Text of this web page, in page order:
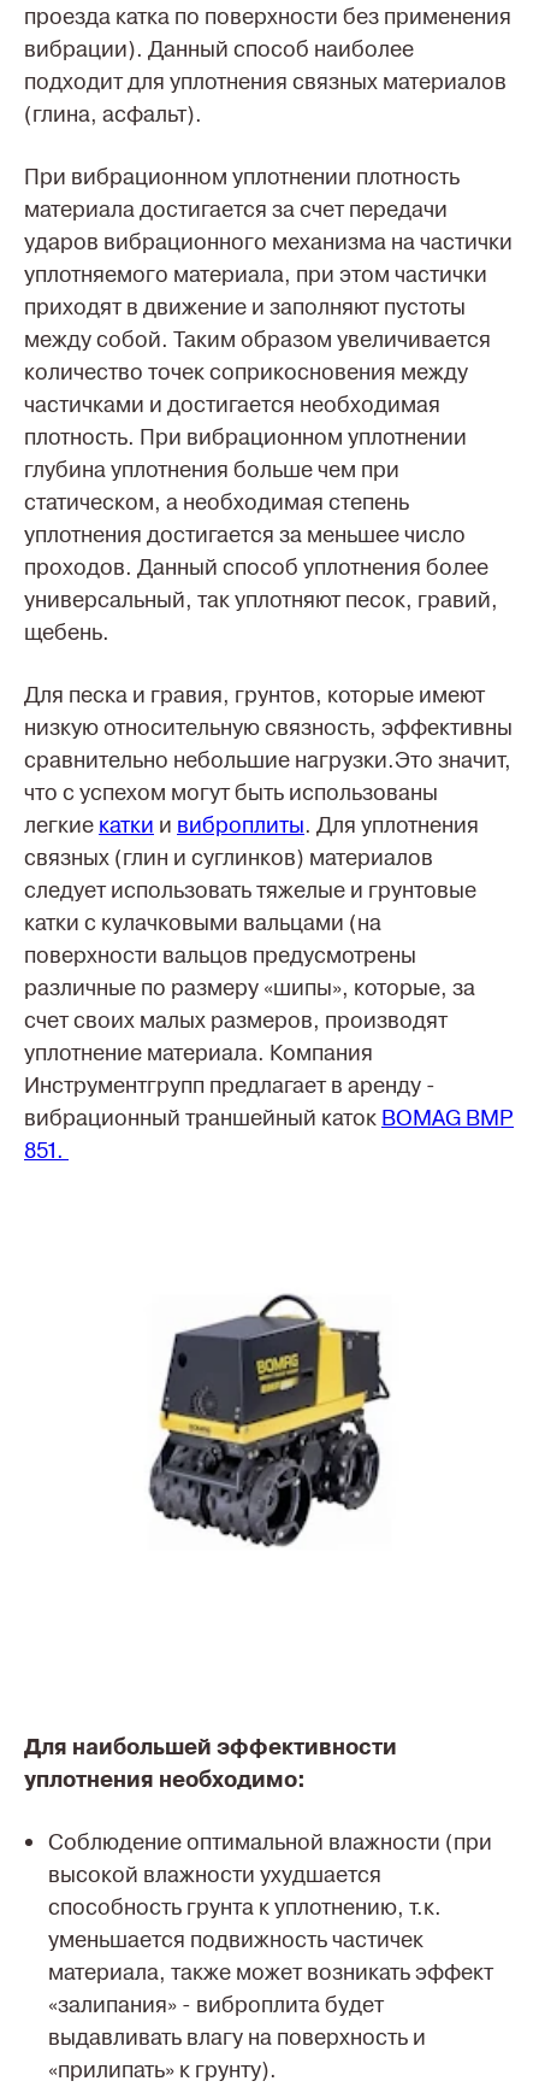
проезда катка по поверхности без применения
вибрации). Данный способ наиболее
подходит для уплотнения связных материалов
(глина, асфальт).
При вибрационном уплотнении плотность
материала достигается за счет передачи
ударов вибрационного механизма на частички
уплотняемого материала, при этом частички
приходят в движение и заполняют пустоты
между собой. Таким образом увеличивается
количество точек соприкосновения между
частичками и достигается необходимая
плотность. При вибрационном уплотнении
глубина уплотнения больше чем при
статическом, а необходимая степень
уплотнения достигается за меньшее число
проходов. Данный способ уплотнения более
универсальный, так уплотняют песок, гравий,
щебень.
Для песка и гравия, грунтов, которые имеют
низкую относительную связность, эффективны
сравнительно небольшие нагрузки.Это значит,
что с успехом могут быть использованы
легкие катки и виброплиты. Для уплотнения
связных (глин и суглинков) материалов
следует использовать тяжелые и грунтовые
катки с кулачковыми вальцами (на
поверхности вальцов предусмотрены
различные по размеру «шипы», которые, за
счет своих малых размеров, производят
уплотнение материала. Компания
Инструментгрупп предлагает в аренду -
вибрационный траншейный каток BOMAG BMP
851.
Для наибольшей эффективности
уплотнения необходимо:
Соблюдение оптимальной влажности (при
высокой влажности ухудшается
способность грунта к уплотнению, т.к.
уменьшается подвижность частичек
материала, также может возникать эффект
«залипания» - виброплита будет
выдавливать влагу на поверхность и
«прилипать» к грунту).